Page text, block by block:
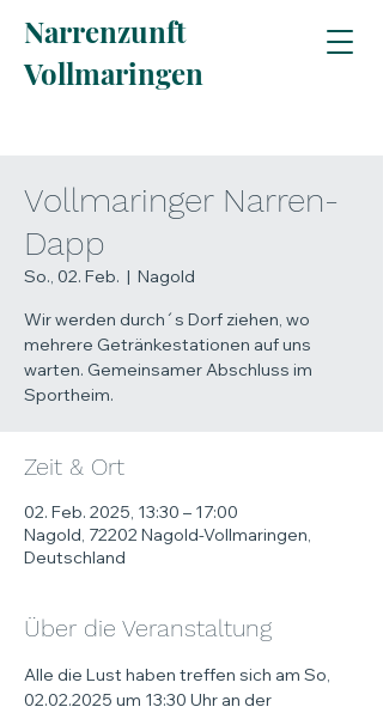
Narrenzunft
Vollmaringen
Vollmaringer Narren-
Dapp
So., 02. Feb.
  |
Nagold
Wir werden durch´s Dorf ziehen, wo
mehrere Getränkestationen auf uns
warten. Gemeinsamer Abschluss im
Sportheim.
Zeit & Ort
02. Feb. 2025, 13:30 – 17:00
Nagold, 72202 Nagold-Vollmaringen,
Deutschland
Über die Veranstaltung
Alle die Lust haben treffen sich am So,
02.02.2025 um 13:30 Uhr an der